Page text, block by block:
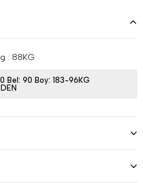
: 88KG
Bel: 90 Boy: 183-96KG